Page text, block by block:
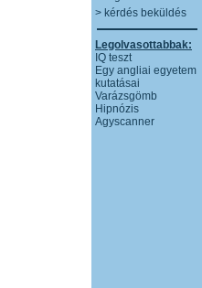
> kérdés beküldés
Legolvasottabbak:
IQ teszt
Egy angliai egyetem
kutatásai
Varázsgömb
Hipnózis
Agyscanner